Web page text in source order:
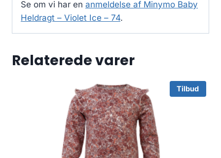
Se om vi har en anmeldelse af Minymo Baby
Heldragt – Violet Ice – 74.
Relaterede varer
Tilbud